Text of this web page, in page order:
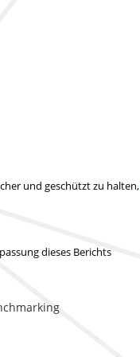
und geschützt zu halten,
dieses Berichts